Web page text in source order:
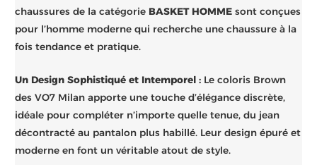
chaussures de la catégorie BASKET HOMME sont conçues
pour l’homme moderne qui recherche une chaussure à la
fois tendance et pratique.
Un Design Sophistiqué et Intemporel : Le coloris Brown
des VO7 Milan apporte une touche d’élégance discrète,
idéale pour compléter n’importe quelle tenue, du jean
décontracté au pantalon plus habillé. Leur design épuré et
moderne en font un véritable atout de style.